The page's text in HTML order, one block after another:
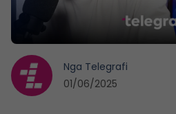
Nga Telegrafi
01/06/2025